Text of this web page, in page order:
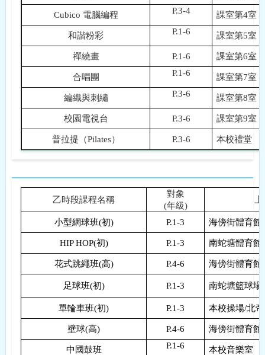
Cubico 電腦編程 P.3-4 課室第4室
和諧粉彩 P.1-6 課室第5室
禪繞畫 P.1-6 課室第6室
合唱團 P.1-6 課室第7室
編織與刺繡 P.3-6 課室第8室
校園電視台 P.3-6 課室第9室
普拉提（Pilates） P.3-6 本校禮堂
乙時段課程名稱
對象
(年級)
小型網球班(初) P.1-3 海傍街體育館
HIP HOP(初) P.1-3 南蛇塘體育館
花式跳繩班(高) P.4-6 海傍街體育館
足球班(初) P.1-3 南蛇塘籃球場
單輪車班(初) P.1-3 本校操場/北
壁球(高) P.4-6 海傍街體育館
中國鼓班 P.1-6 本校音樂室